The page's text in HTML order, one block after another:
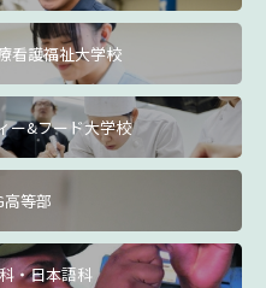
看護福祉大学校
ー&フード大学校
高等部
・日本語科